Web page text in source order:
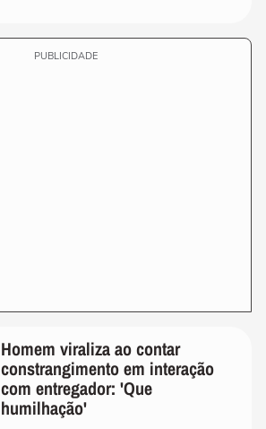
PUBLICIDADE
Homem viraliza ao contar
constrangimento em interação
com entregador: 'Que
humilhação'